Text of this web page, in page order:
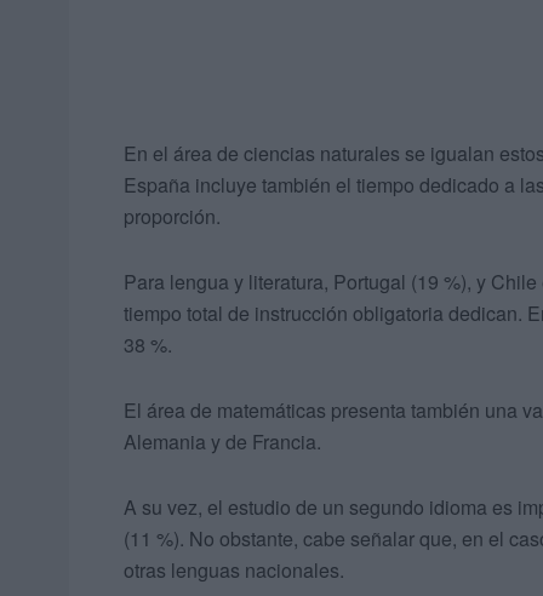
En el área de ciencias naturales se igualan
España incluye también el tiempo dedicado a
proporción.
Para lengua y literatura, Portugal (19 %), y
tiempo total de instrucción obligatoria dedican.
38 %.
El área de matemáticas presenta también una
Alemania y de Francia.
A su vez, el estudio de un segundo idioma es
(11 %). No obstante, cabe señalar que, en el
otras lenguas nacionales.